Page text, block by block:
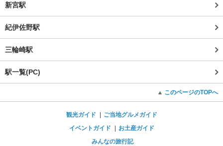
新宮駅
紀伊佐野駅
三輪崎駅
駅一覧(PC)
このページのTOPへ
観光ガイド
ご当地グルメガイド
イベントガイド
お土産ガイド
みんなの旅行記